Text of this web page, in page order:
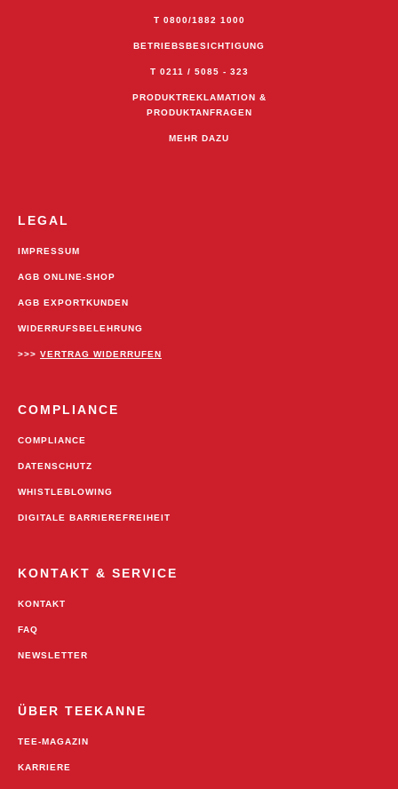
T 0800/1882 1000
BETRIEBSBESICHTIGUNG
T 0211 / 5085 - 323
PRODUKTREKLAMATION &
PRODUKTANFRAGEN
MEHR DAZU
LEGAL
IMPRESSUM
AGB ONLINE-SHOP
AGB EXPORTKUNDEN
WIDERRUFSBELEHRUNG
>>> VERTRAG WIDERRUFEN
COMPLIANCE
COMPLIANCE
DATENSCHUTZ
WHISTLEBLOWING
DIGITALE BARRIEREFREIHEIT
KONTAKT & SERVICE
KONTAKT
FAQ
NEWSLETTER
ÜBER TEEKANNE
TEE-MAGAZIN
KARRIERE